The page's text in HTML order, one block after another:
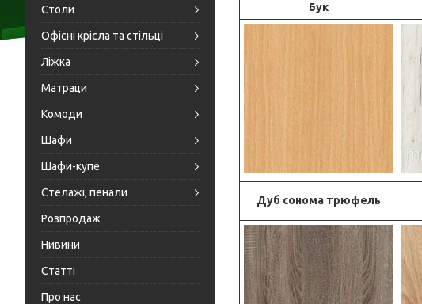
Столи
Офісні крісла та стільці
Ліжка
Матраци
Комоди
Шафи
Шафи-купе
Стелажі, пенали
Розпродаж
Нивини
Статті
Про нас
Бук
Дуб сонома трюфель